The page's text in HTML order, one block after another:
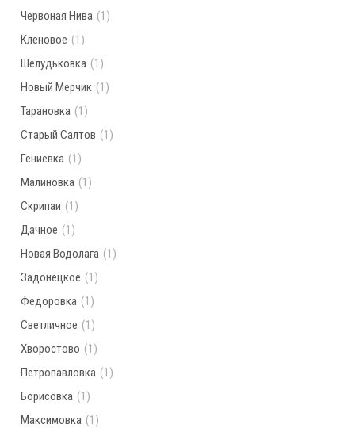
Червоная Нива (1)
Кленовое (1)
Шелудьковка (1)
Новый Мерчик (1)
Тарановка (1)
Старый Салтов (1)
Гениевка (1)
Малиновка (1)
Скрипаи (1)
Дачное (1)
Новая Водолага (1)
Задонецкое (1)
Федоровка (1)
Светличное (1)
Хворостово (1)
Петропавловка (1)
Борисовка (1)
Максимовка (1)